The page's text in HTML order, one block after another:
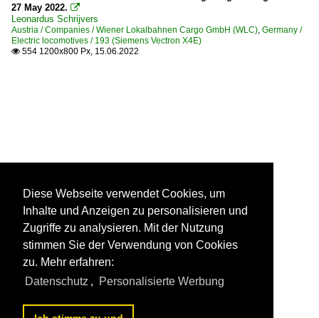
27 May 2022. 
Leonardus Schrijvers
Austria / Companies / Wiener Lokalbahnen Cargo GmbH (WLC), Germany /
Electric locomotives / 193 (Siemens Vectron X4E)
 554 1200x800 Px, 15.06.2022
Diese Webseite verwendet Cookies, um
Inhalte und Anzeigen zu personalisieren und
Zugriffe zu analysieren. Mit der Nutzung
stimmen Sie der Verwendung von Cookies
zu. Mehr erfahren:
Datenschutz , Personalisierte Werbung